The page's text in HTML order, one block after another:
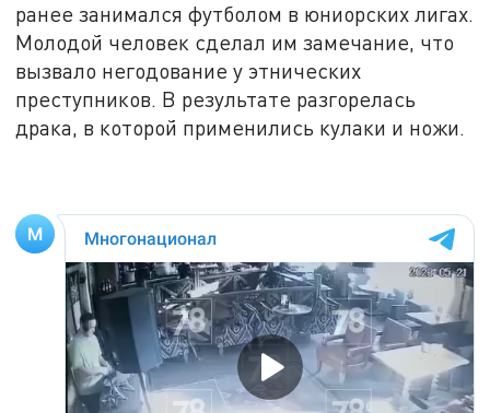
ранее занимался футболом в юниорских лигах.
Молодой человек сделал им замечание, что
вызвало негодование у этнических
преступников. В результате разгорелась
драка, в которой применились кулаки и ножи.